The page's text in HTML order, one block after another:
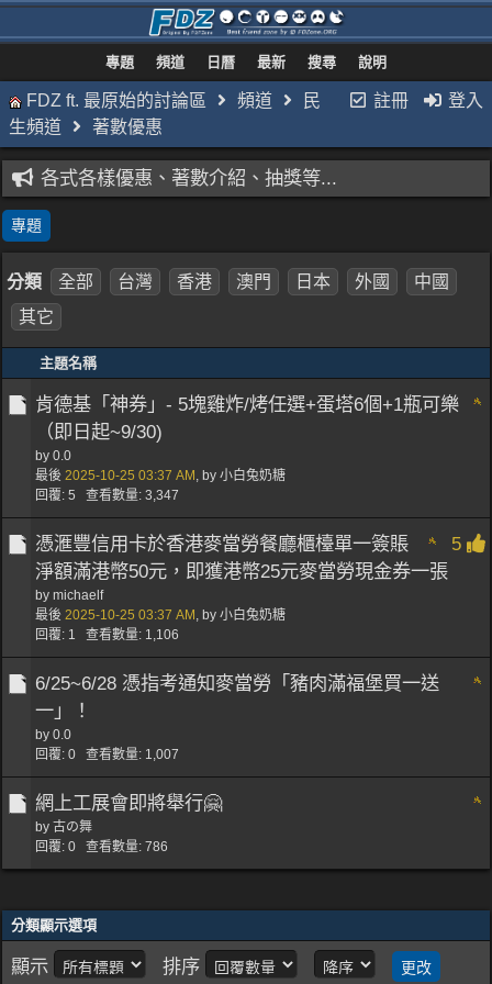
專題 頻道 日曆 最新 搜尋 說明
註冊 登入
FDZ ft. 最原始的討論區 頻道
民
生頻道
著數優惠
各式各樣優惠、著數介紹、抽獎等...
專題
分類 全部 台灣 香港 澳門 日本 外國
中國
其它
主題名稱
肯德基「神券」- 5塊雞炸/烤任選+蛋塔6個+1瓶可樂
（即日起~9/30)
by 0.0
最後 2025-10-25 03:37 AM , by 小白兔奶糖
回覆: 5 查看數量: 3,347
5
憑滙豐信用卡於香港麥當勞餐廳櫃檯單一簽賬
淨額滿港幣50元，即獲港幣25元麥當勞現金券一張
by michaelf
最後 2025-10-25 03:37 AM , by 小白兔奶糖
回覆: 1 查看數量: 1,106
6/25~6/28 憑指考通知麥當勞「豬肉滿福堡買一送
一」！
by 0.0
回覆: 0 查看數量: 1,007
網上工展會即將舉行🤗
by 古の舞
回覆: 0 查看數量: 786
分類顯示選項
顯示 排序